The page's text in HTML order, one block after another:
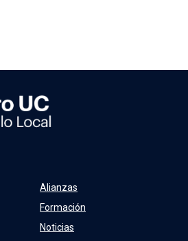
Alianzas
Formación
Noticias